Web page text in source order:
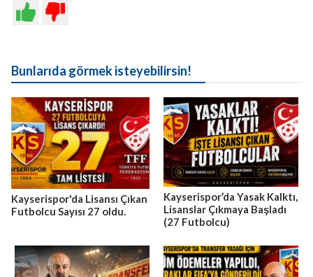
Bunlarıda görmek isteyebilirsin!
Kayserispor'da Lisansı Çıkan
Futbolcu Sayısı 27 oldu.
Kayserispor’da Yasak Kalktı,
Lisanslar Çıkmaya Başladı
(27 Futbolcu)